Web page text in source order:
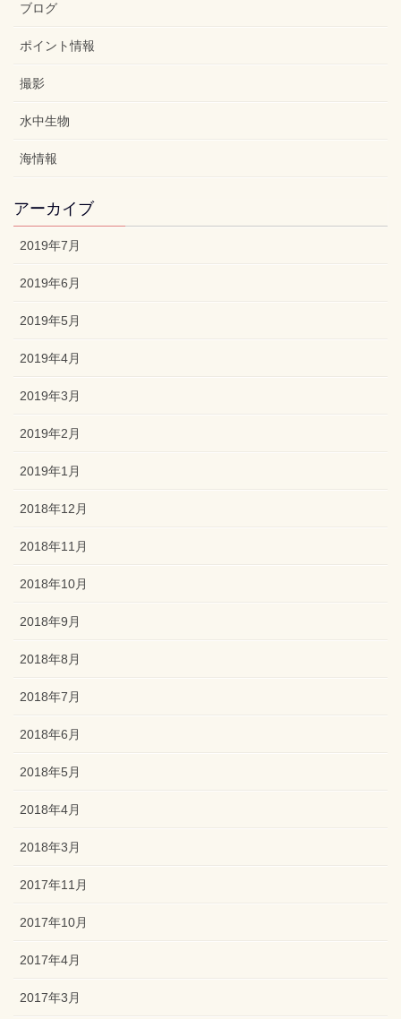
ブログ
ポイント情報
撮影
水中生物
海情報
アーカイブ
2019年7月
2019年6月
2019年5月
2019年4月
2019年3月
2019年2月
2019年1月
2018年12月
2018年11月
2018年10月
2018年9月
2018年8月
2018年7月
2018年6月
2018年5月
2018年4月
2018年3月
2017年11月
2017年10月
2017年4月
2017年3月